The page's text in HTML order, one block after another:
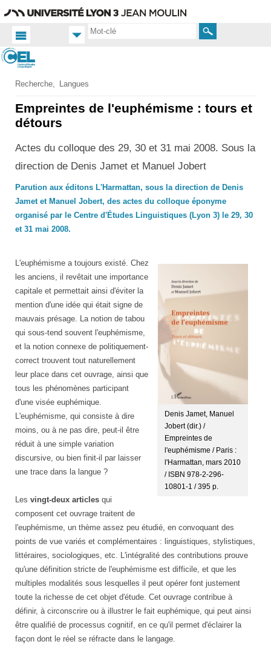
Rechercher
Accueil FR
Productions
scientifiques
Ouvrages
collectifs
Recherche Langues
Empreintes de l'euphémisme : tours et
détours
Actes du colloque des 29, 30 et 31 mai 2008. Sous la
direction de Denis Jamet et Manuel Jobert
Parution aux éditons L'Harmattan, sous la direction de Denis
Jamet et Manuel Jobert, des actes du colloque éponyme
organisé par le Centre d'Études Linguistiques (Lyon 3) le 29, 30
et 31 mai 2008.
Denis Jamet, Manuel
Jobert (dir.) /
Empreintes de
l'euphémisme / Paris :
l'Harmattan, mars 2010
/ ISBN 978-2-296-
10801-1 / 395 p.
L'euphémisme a toujours existé. Chez
les anciens, il revêtait une importance
capitale et permettait ainsi d'éviter la
mention d'une idée qui était signe de
mauvais présage. La notion de tabou
qui sous-tend souvent l'euphémisme,
et la notion connexe de politiquement-
correct trouvent tout naturellement
leur place dans cet ouvrage, ainsi que
tous les phénomènes participant
d'une visée euphémique.
L'euphémisme, qui consiste à dire
moins, ou à ne pas dire, peut-il être
réduit à une simple variation
discursive, ou bien finit-il par laisser
une trace dans la langue ?
Les vingt-deux articles qui
composent cet ouvrage traitent de
l'euphémisme, un thème assez peu étudié, en convoquant des
points de vue variés et complémentaires : linguistiques, stylistiques,
littéraires, sociologiques, etc. L'intégralité des contributions prouve
qu'une définition stricte de l'euphémisme est difficile, et que les
multiples modalités sous lesquelles il peut opérer font justement
toute la richesse de cet objet d'étude. Cet ouvrage contribue à
définir, à circonscrire ou à illustrer le fait euphémique, qui peut ainsi
être qualifié de processus cognitif, en ce qu'il permet d'éclairer la
façon dont le réel se réfracte dans le langage.